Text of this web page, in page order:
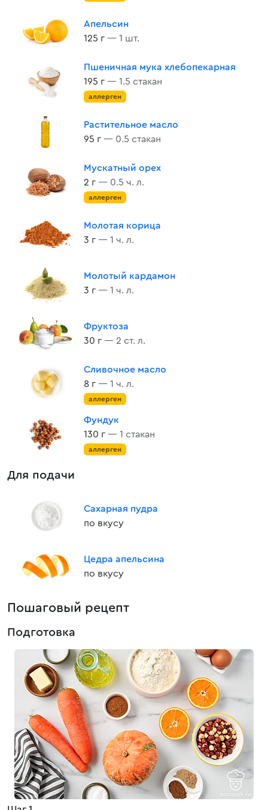
Апельсин
125 г — 1 шт.
Пшеничная мука хлебопекарная
195 г — 1.5 стакан
аллерген
Растительное масло
95 г — 0.5 стакан
Мускатный орех
2 г — 0.5 ч. л.
аллерген
Молотая корица
3 г — 1 ч. л.
Молотый кардамон
3 г — 1 ч. л.
Фруктоза
30 г — 2 ст. л.
Сливочное масло
8 г — 1 ч. л.
аллерген
Фундук
130 г — 1 стакан
аллерген
Для подачи
Сахарная пудра
по вкусу
Цедра апельсина
по вкусу
Пошаговый рецепт
Подготовка